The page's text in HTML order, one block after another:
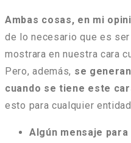
Ambas cosas, en mi
de lo necesario que es
mostrara en nuestra cara
Pero, además, se
cuando se tiene este
esto para cualquier
Algún mensaje